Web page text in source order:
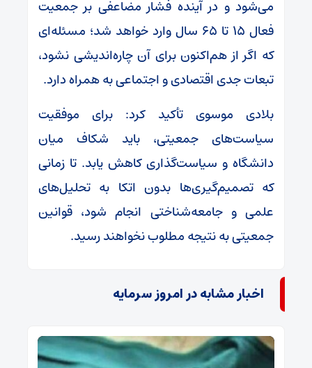
می‌شود و در آینده فشار مضاعفی بر جمعیت
فعال ۱۵ تا ۶۵ سال وارد خواهد شد؛ مسئله‌ای
که اگر از هم‌اکنون برای آن چاره‌اندیشی نشود،
تبعات جدی اقتصادی و اجتماعی به همراه دارد.
بلادی موسوی تأکید کرد: برای موفقیت
سیاست‌های جمعیتی، باید شکاف میان
دانشگاه و سیاست‌گذاری کاهش یابد. تا زمانی
که تصمیم‌گیری‌ها بدون اتکا به تحلیل‌های
علمی و جامعه‌شناختی انجام شود، قوانین
جمعیتی به نتیجه مطلوب نخواهند رسید.
اخبار مشابه در امروز سرمایه